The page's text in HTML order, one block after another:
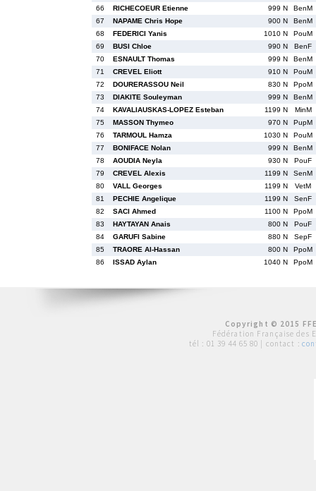
66
RICHECOEUR Etienne 999 N
BenM
67
NAPAME Chris Hope 900 N
BenM
68
FEDERICI Yanis 1010 N
PouM
69
BUSI Chloe 990 N
BenF
70
ESNAULT Thomas 999 N
BenM
71
CREVEL Eliott 910 N
PouM
72
DOURERASSOU Neil 830 N
PpoM
73
DIAKITE Souleyman 999 N
BenM
74
KAVALIAUSKAS-LOPEZ Esteban 1199 N
MinM
75
MASSON Thymeo 970 N
PupM
76
TARMOUL Hamza 1030 N
PouM
77
BONIFACE Nolan 999 N
BenM
78
AOUDIA Neyla 930 N
PouF
79
CREVEL Alexis 1199 N
SenM
80
VALL Georges 1199 N
VetM
81
PECHIE Angelique 1199 N
SenF
82
SACI Ahmed 1100 N
PpoM
83
HAYTAYAN Anais 800 N
PouF
84
GARUFI Sabine 880 N
SepF
85
TRAORE Al-Hassan 800 N
PpoM
86
ISSAD Aylan 1040 N PpoM
Copyright © 2015
Fédération Française des
tél : 01 39 44 65 80 | contact :